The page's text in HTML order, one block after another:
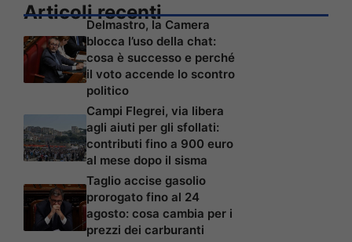
Articoli recenti
Delmastro, la Camera
blocca l’uso della chat:
cosa è successo e perché
il voto accende lo scontro
politico
Campi Flegrei, via libera
agli aiuti per gli sfollati:
contributi fino a 900 euro
al mese dopo il sisma
Taglio accise gasolio
prorogato fino al 24
agosto: cosa cambia per i
prezzi dei carburanti